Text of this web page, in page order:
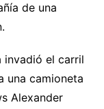
de una
invadió el carril
una camioneta
Alexander